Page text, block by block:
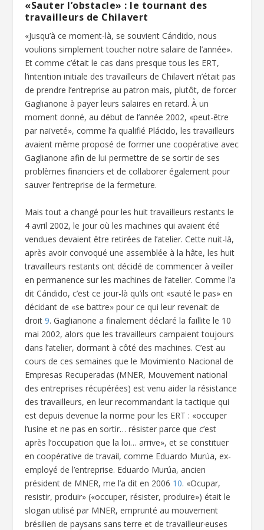
«Sauter l’obstacle» : le tournant des
travailleurs de Chilavert
«Jusqu’à ce moment-là, se souvient Cándido, nous
voulions simplement toucher notre salaire de l’année».
Et comme c’était le cas dans presque tous les ERT,
l’intention initiale des travailleurs de Chilavert n’était pas
de prendre l’entreprise au patron mais, plutôt, de forcer
Gaglianone à payer leurs salaires en retard. À un
moment donné, au début de l’année 2002, «peut-être
par naïveté», comme l’a qualifié Plácido, les travailleurs
avaient même proposé de former une coopérative avec
Gaglianone afin de lui permettre de se sortir de ses
problèmes financiers et de collaborer également pour
sauver l’entreprise de la fermeture.
Mais tout a changé pour les huit travailleurs restants le
4 avril 2002, le jour où les machines qui avaient été
vendues devaient être retirées de l’atelier. Cette nuit-là,
après avoir convoqué une assemblée à la hâte, les huit
travailleurs restants ont décidé de commencer à veiller
en permanence sur les machines de l’atelier. Comme l’a
dit Cándido, c’est ce jour-là qu’ils ont «sauté le pas» en
décidant de «se battre» pour ce qui leur revenait de
droit9. Gaglianone a finalement déclaré la faillite le 10
mai 2002, alors que les travailleurs campaient toujours
dans l’atelier, dormant à côté des machines. C’est au
cours de ces semaines que le Movimiento Nacional de
Empresas Recuperadas (MNER, Mouvement national
des entreprises récupérées) est venu aider la résistance
des travailleurs, en leur recommandant la tactique qui
est depuis devenue la norme pour les ERT : «occuper
l’usine et ne pas en sortir… résister parce que c’est
après l’occupation que la loi… arrive», et se constituer
en coopérative de travail, comme Eduardo Murúa, ex-
employé de l’entreprise. Eduardo Murúa, ancien
président de MNER, me l’a dit en 2006 10. «Ocupar,
resistir, produir» («occuper, résister, produire») était le
slogan utilisé par MNER, emprunté au mouvement
brésilien de paysans sans terre et de travailleur·euses